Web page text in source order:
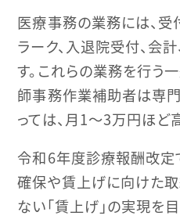
医療事務の業務には、受
ラーク、入退院受付、会
す。これらの業務を行う
師事務作業補助者は専
っては、月1～3万円ほど
令和6年度診療報酬改定
確保や賃上げに向けた
ない「賃上げ」の実現を